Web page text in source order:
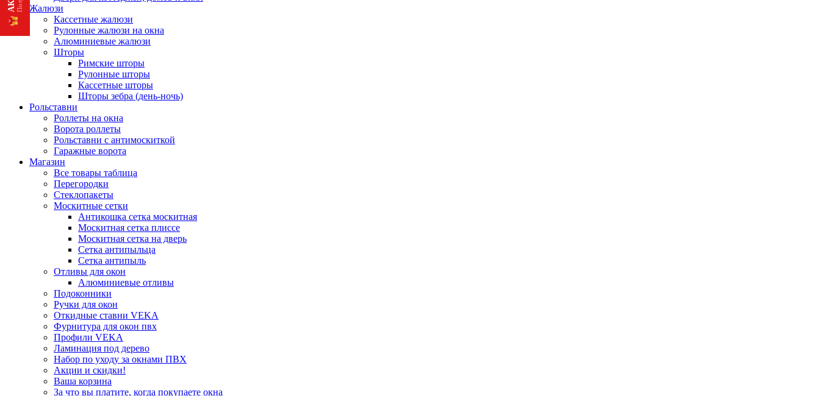
Жалюзи
Кассетные жалюзи
Рулонные жалюзи на окна
Алюминиевые жалюзи
Шторы
Римские шторы
Рулонные шторы
Кассетные шторы
Шторы зебра (день-ночь)
Рольставни
Роллеты на окна
Ворота роллеты
Рольставни с антимоскиткой
Гаражные ворота
Магазин
Все товары таблица
Перегородки
Стеклопакеты
Москитные сетки
Антикошка сетка москитная
Москитная сетка плиссе
Москитная сетка на дверь
Сетка антипыльца
Сетка антипыль
Отливы для окон
Алюминиевые отливы
Подоконники
Ручки для окон
Откидные ставни VEKA
Фурнитура для окон пвх
Профили VEKA
Ламинация под дерево
Набор по уходу за окнами ПВХ
Акции и скидки!
Ваша корзина
За что вы платите, когда покупаете окна